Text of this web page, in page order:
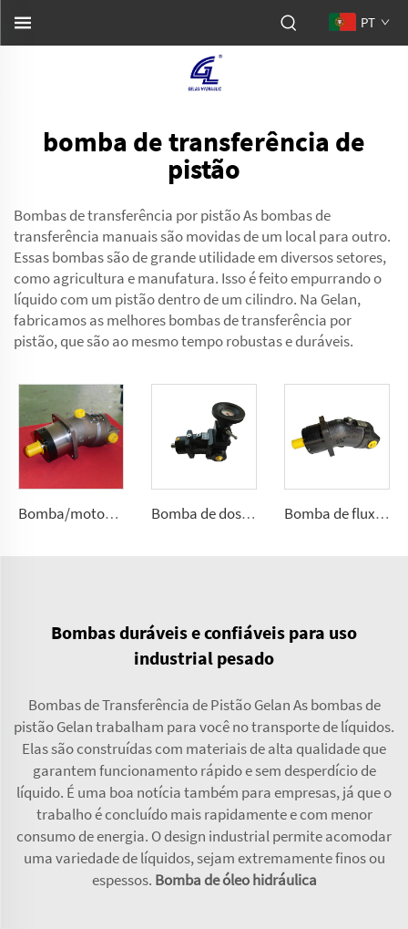
PT
bomba de transferência de
pistão
Bombas de transferência por pistão As bombas de
transferência manuais são movidas de um local para outro.
Essas bombas são de grande utilidade em diversos setores,
como agricultura e manufatura. Isso é feito empurrando o
líquido com um pistão dentro de um cilindro. Na Gelan,
fabricamos as melhores bombas de transferência por
pistão, que são ao mesmo tempo robustas e duráveis.
Bomba/motor de pistão A2F de fluxo fixo para hidráulica móvel exigente 2.5, 5, 10, 12, 28 Bomba de dosagem de poliuretano A7VK para máquina de espumação Tamanhos 12, 28 Bomba de fluxo fixo de poliuretano A2FK 2,5, 5, 10, 12, 23, 28, 55, 80, 107(cmᶟ ⁄rev)
Bombas duráveis e confiáveis para uso
industrial pesado
Bombas de Transferência de Pistão Gelan As bombas de
pistão Gelan trabalham para você no transporte de líquidos.
Elas são construídas com materiais de alta qualidade que
garantem funcionamento rápido e sem desperdício de
líquido. É uma boa notícia também para empresas, já que o
trabalho é concluído mais rapidamente e com menor
consumo de energia. O design industrial permite acomodar
uma variedade de líquidos, sejam extremamente finos ou
espessos. Bomba de óleo hidráulica